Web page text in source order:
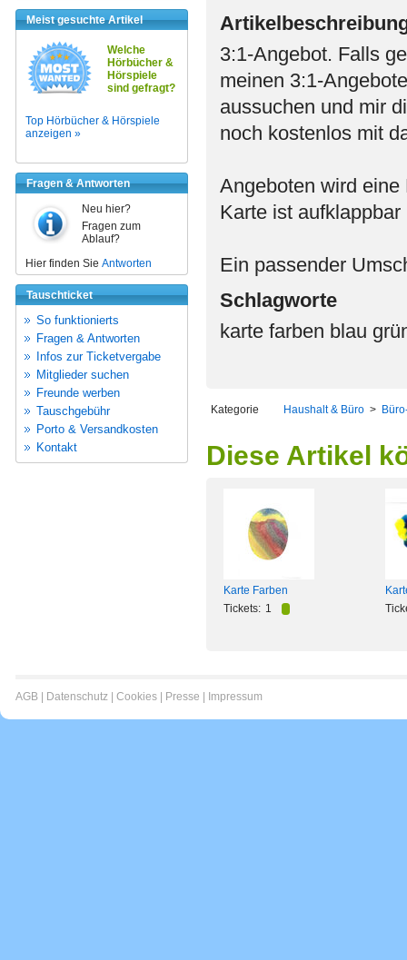
Meist gesuchte Artikel
Welche
Hörbücher &
Hörspiele
sind gefragt?
Top Hörbücher & Hörspiele
anzeigen »
Fragen & Antworten
Neu hier?
Fragen zum
Ablauf?
Hier finden Sie Antworten
Tauschticket
So funktionierts
Fragen & Antworten
Infos zur Ticketvergabe
Mitglieder suchen
Freunde werben
Tauschgebühr
Porto & Versandkosten
Kontakt
3:1-Angebot. Falls
meinen 3:1-
aussuchen und mir
noch kostenlos mit
Angeboten wird
Karte ist
Ein passender
Schlagworte
karte farben blau
Kategorie Haushalt & Büro >
Diese Artikel
Karte Farben
Tickets: 1
AGB Datenschutz Cookies Presse Impressum